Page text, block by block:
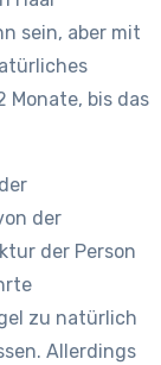
sein, aber mit
Monate, bis das
der
der Person
zu natürlich
Allerdings